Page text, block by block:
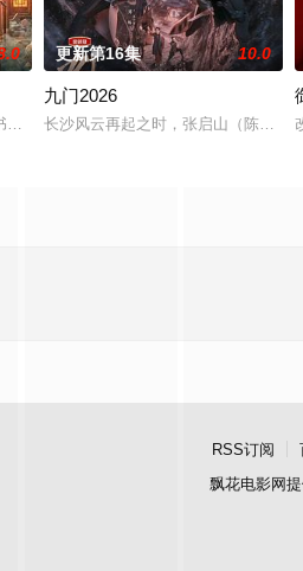
子，偶遇“白天人住屋，晚上鬼占房”的
更新第16集 10.0
九门2026
长沙风云再起之时，张启山（陈伟霆
RSS订阅
飘花电影网